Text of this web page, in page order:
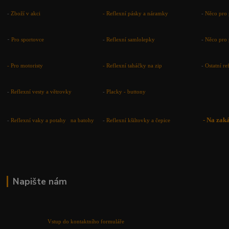
- Zboží v akci -Reflexní pásky a náramky -Něco pro
-Pro sportovce -Reflexní samlolepky -Něco pro
- Pro motoristy -Reflexní taháčky na zip -Ostatní
-Reflexní vesty a větrovky -Placky - buttony
-Reflexní vaky a potahy na batohy -Reflexní kšiltovky a čepice -Na
Napište nám
Vstup do kontaktního formuláře